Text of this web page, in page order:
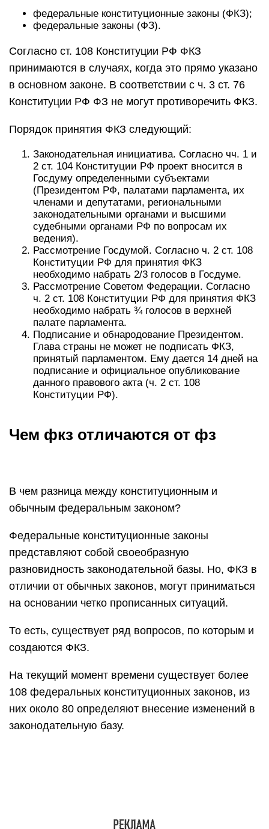
федеральные конституционные законы (ФКЗ);
федеральные законы (ФЗ).
Согласно ст. 108 Конституции РФ ФКЗ
принимаются в случаях, когда это прямо указано
в основном законе. В соответствии с ч. 3 ст. 76
Конституции РФ ФЗ не могут противоречить ФКЗ.
Порядок принятия ФКЗ следующий:
Законодательная инициатива. Согласно чч. 1 и
2 ст. 104 Конституции РФ проект вносится в
Госдуму определенными субъектами
(Президентом РФ, палатами парламента, их
членами и депутатами, региональными
законодательными органами и высшими
судебными органами РФ по вопросам их
ведения).
Рассмотрение Госдумой. Согласно ч. 2 ст. 108
Конституции РФ для принятия ФКЗ
необходимо набрать 2/3 голосов в Госдуме.
Рассмотрение Советом Федерации. Согласно
ч. 2 ст. 108 Конституции РФ для принятия ФКЗ
необходимо набрать ¾ голосов в верхней
палате парламента.
Подписание и обнародование Президентом.
Глава страны не может не подписать ФКЗ,
принятый парламентом. Ему дается 14 дней на
подписание и официальное опубликование
данного правового акта (ч. 2 ст. 108
Конституции РФ).
Чем фкз отличаются от фз
​В чем разница между конституционным и
обычным федеральным законом?
Федеральные конституционные законы
представляют собой своеобразную
разновидность законодательной базы. Но, ФКЗ в
отличии от обычных законов, могут приниматься
на основании четко прописанных ситуаций.
То есть, существует ряд вопросов, по которым и
создаются ФКЗ.
На текущий момент времени существует более
108 федеральных конституционных законов, из
них около 80 определяют внесение изменений в
законодательную базу.